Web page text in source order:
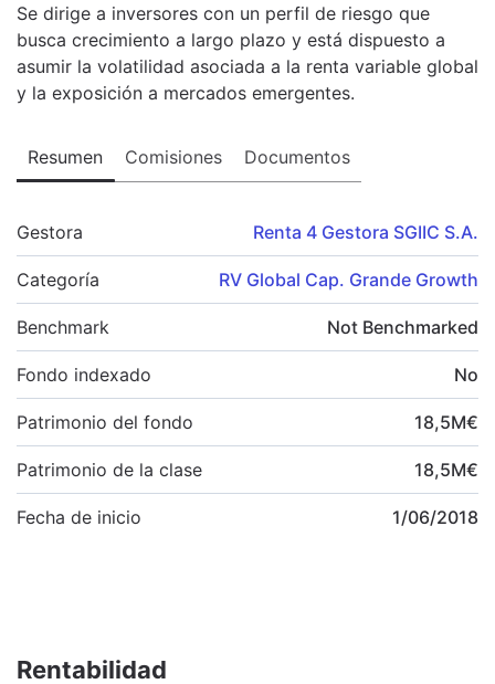
Se dirige a inversores con un perfil de riesgo que
busca crecimiento a largo plazo y está dispuesto a
asumir la volatilidad asociada a la renta variable global
y la exposición a mercados emergentes.
Resumen Comisiones Documentos
Gestora Renta 4 Gestora SGIIC S.A.
Categoría RV Global Cap. Grande Growth
Benchmark Not Benchmarked
Fondo indexado No
Patrimonio del fondo 18,5M€
Patrimonio de la clase 18,5M€
Fecha de inicio 1/06/2018
Rentabilidad